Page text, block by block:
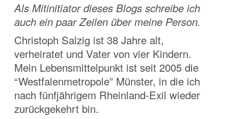
Als Mitinitiator dieses Blogs schreibe ich
auch ein paar Zeilen über meine Person.
Christoph Salzig ist 38 Jahre alt,
verheiratet und Vater von vier Kindern.
Mein Lebensmittelpunkt ist seit 2005 die
“Westfalenmetropole” Münster, in die ich
nach fünfjährigem Rheinland-Exil wieder
zurückgekehrt bin.